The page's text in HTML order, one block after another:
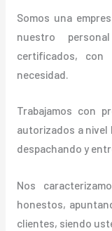
Somos una
nuestro
certificados,
necesidad.
Trabajamos con
autorizados a nivel
despachando y
Nos
honestos,
clientes, siendo